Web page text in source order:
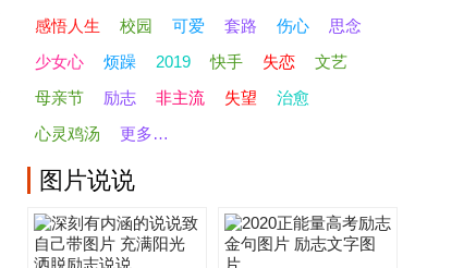
感悟人生
校园 可爱 套路 伤心
思念
少女心
烦躁 2019 快手 失恋
文艺
母亲节
励志 非主流 失望
治愈
心灵鸡汤
更多…
图片说说